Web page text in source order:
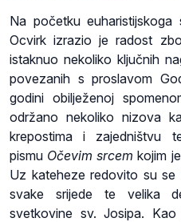
Na početku euharistijskoga
Ocvirk izrazio je radost
istaknuo nekoliko ključnih
povezanih s proslavom
godini obilježenoj
održano nekoliko nizova
krepostima i zajedništvu
pismu Očevim srcem kojim
Uz kateheze redovito su se
svake srijede te velika
svetkovine sv. Josipa.